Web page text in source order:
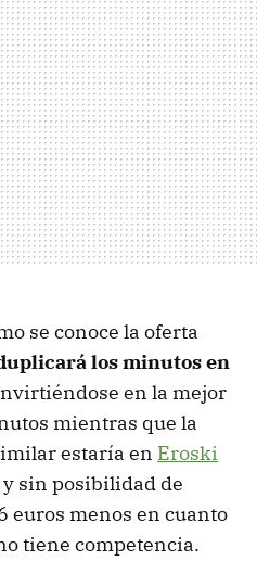
se conoce la oferta
los minutos en
en la mejor
mientras que la
estaría en Eroski
y sin posibilidad de
euros menos en cuanto
tiene competencia.